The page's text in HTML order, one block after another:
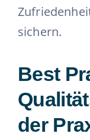
sichern.
Best
der